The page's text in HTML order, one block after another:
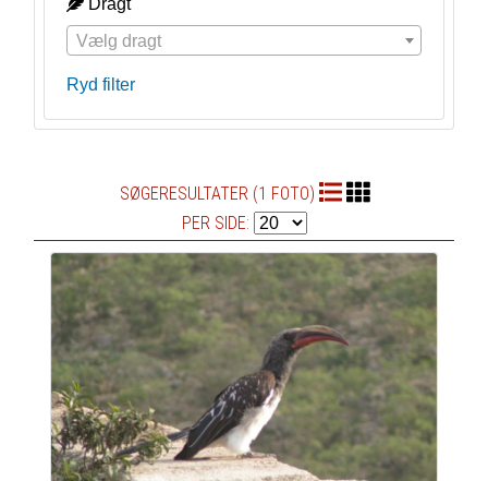
Dragt
Vælg dragt
Ryd filter
SØGERESULTATER (1 FOTO)
PER SIDE: